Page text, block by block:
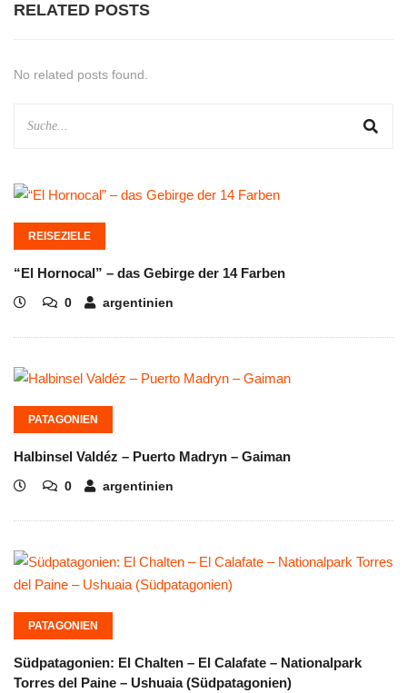
RELATED POSTS
No related posts found.
REISEZIELE
“El Hornocal” – das Gebirge der 14 Farben
0 argentinien
PATAGONIEN
Halbinsel Valdéz – Puerto Madryn – Gaiman
0 argentinien
PATAGONIEN
Südpatagonien: El Chalten – El Calafate – Nationalpark
Torres del Paine – Ushuaia (Südpatagonien)